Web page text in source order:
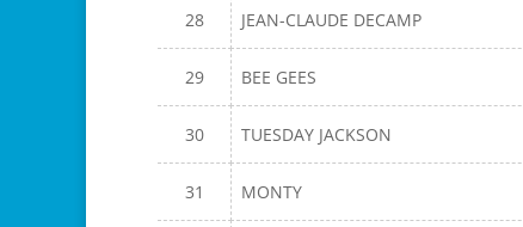
28 JEAN-CLAUDE DECAMP
29 BEE GEES
30 TUESDAY JACKSON
31 MONTY